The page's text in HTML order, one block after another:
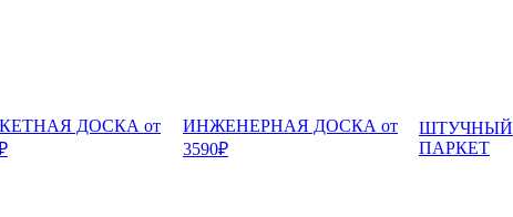
ДОСКА от
ИНЖЕНЕРНАЯ ДОСКА от
3590₽
ШТУЧНЫЙ
ПАРКЕТ